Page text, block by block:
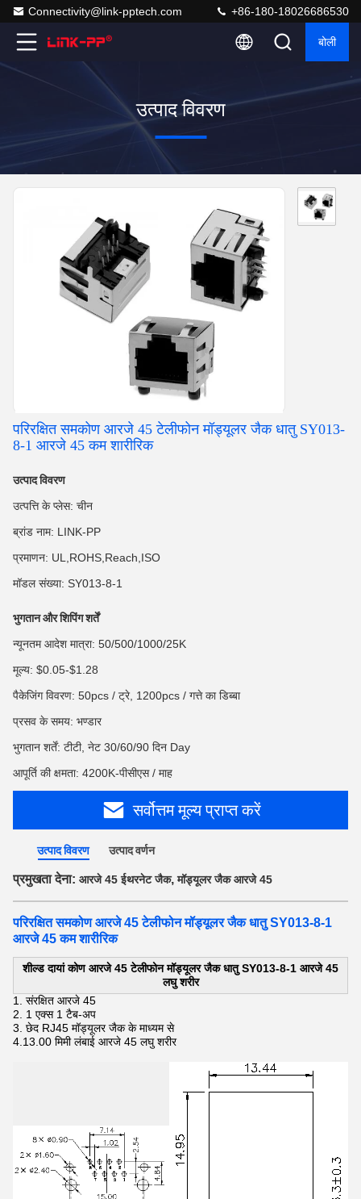
Connectivity@link-pptech.com +86-180-18026686530
बोली
उत्पाद विवरण
परिरक्षित समकोण आरजे 45 टेलीफोन मॉड्यूलर जैक धातु SY013-
8-1 आरजे 45 कम शारीरिक
उत्पाद विवरण
उत्पत्ति के प्लेस: चीन
ब्रांड नाम: LINK-PP
प्रमाणन: UL,ROHS,Reach,ISO
मॉडल संख्या: SY013-8-1
भुगतान और शिपिंग शर्तें
न्यूनतम आदेश मात्रा: 50/500/1000/25K
मूल्य: $0.05-$1.28
पैकेजिंग विवरण: 50pcs / ट्रे, 1200pcs / गत्ते का डिब्बा
प्रसव के समय: भण्डार
भुगतान शर्तें: टीटी, नेट 30/60/90 दिन Day
आपूर्ति की क्षमता: 4200K-पीसीएस / माह
सर्वोत्तम मूल्य प्राप्त करें
उत्पाद विवरण उत्पाद वर्णन
प्रमुखता देना: आरजे 45 ईथरनेट जैक,मॉड्यूलर जैक आरजे 45
परिरक्षित समकोण आरजे 45 टेलीफोन मॉड्यूलर जैक धातु SY013-8-1
आरजे 45 कम शारीरिक
शील्ड दायां कोण आरजे 45 टेलीफोन मॉड्यूलर जैक धातु SY013-8-1 आरजे 45
लघु शरीर
1. संरक्षित आरजे 45
2. 1 एक्स 1 टैब-अप
3. छेद RJ45 मॉड्यूलर जैक के माध्यम से
4.13.00 मिमी लंबाई आरजे 45 लघु शरीर